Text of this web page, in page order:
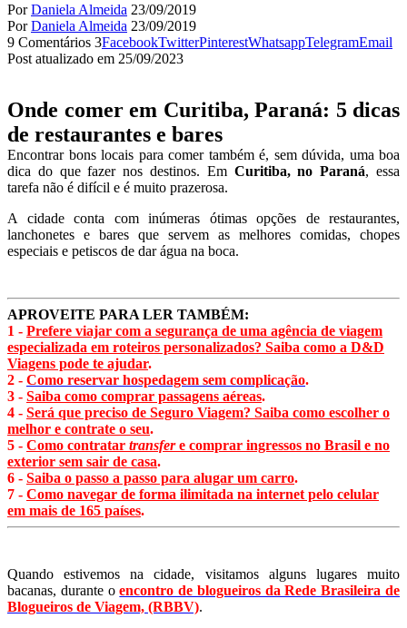
PorDaniela Almeida 23/09/2019
PorDaniela Almeida 23/09/2019
9 Comentários 3FacebookTwitterPinterestWhatsappTelegramEmail
Post atualizado em 25/09/2023
Onde comer em Curitiba, Paraná: 5 dicas
de restaurantes e bares
Encontrar bons locais para comer também é, sem dúvida, uma boa
dica do que fazer nos destinos. Em Curitiba, no Paraná, essa
tarefa não é difícil e é muito prazerosa.
A cidade conta com inúmeras ótimas opções de restaurantes,
lanchonetes e bares que servem as melhores comidas, chopes
especiais e petiscos de dar água na boca.
APROVEITE PARA LER TAMBÉM:
1 - Prefere viajar com a segurança de uma agência de viagem
especializada em roteiros personalizados? Saiba como a D&D
Viagens pode te ajudar.
2 - Como reservar hospedagem sem complicação.
3 - Saiba como comprar passagens aéreas.
4 - Será que preciso de Seguro Viagem? Saiba como escolher o
melhor e contrate o seu.
5 - Como contratar transfere comprar ingressos no Brasil e no
exterior sem sair de casa.
6 - Saiba o passo a passo para alugar um carro.
7 - Como navegar de forma ilimitada na internet pelo celular
em mais de 165 países.
Quando estivemos na cidade, visitamos alguns lugares muito
bacanas, durante oencontro de blogueiros da Rede Brasileira de
Blogueiros de Viagem, (RBBV).